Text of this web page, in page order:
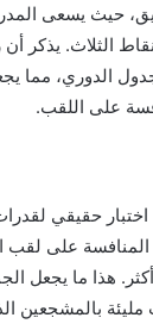
حيث يسعى
الثلاث. يذكر
الدوري، مما
على اللقب.
اختبار حقيقي
على لقب
هذا ما يجعل
مليئة بالمشجعين